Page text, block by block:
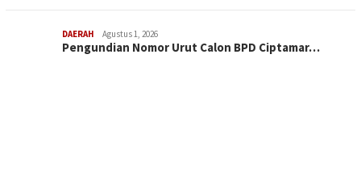
DAERAH Agustus 1, 2026
Pengundian Nomor Urut Calon BPD Ciptamar…